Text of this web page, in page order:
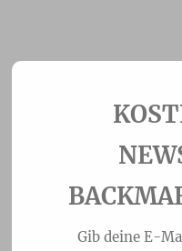
Gib deine E-